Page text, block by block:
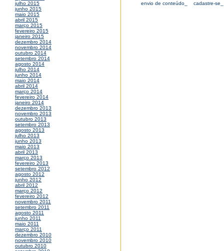
julho 2015
junho 2015
maio 2015
abril 2015
março 2015
fevereiro 2015
janeiro 2015
dezembro 2014
novembro 2014
outubro 2014
setembro 2014
agosto 2014
julho 2014
junho 2014
maio 2014
abril 2014
março 2014
fevereiro 2014
janeiro 2014
dezembro 2013
novembro 2013
outubro 2013
setembro 2013
agosto 2013
julho 2013
junho 2013
maio 2013
abril 2013
março 2013
fevereiro 2013
setembro 2012
agosto 2012
junho 2012
abril 2012
março 2012
fevereiro 2012
novembro 2011
setembro 2011
agosto 2011
junho 2011
maio 2011
março 2011
dezembro 2010
novembro 2010
outubro 2010
envio de conteúdo_ cadastre-se_